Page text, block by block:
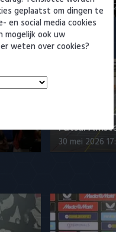
7 augustus
Futsal
30 mei 2026
geplaatst om dingen te
en social media cookies
mogelijk ook uw
weten over cookies?